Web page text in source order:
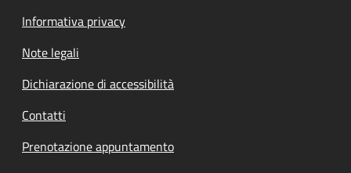
Informativa privacy
Note legali
Dichiarazione di accessibilità
Contatti
Prenotazione appuntamento